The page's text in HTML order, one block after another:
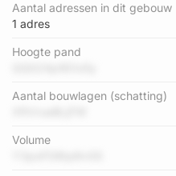
Aantal adressen in dit gebouw
1 adres
Hoogte pand
Aantal bouwlagen (schatting)
Volume